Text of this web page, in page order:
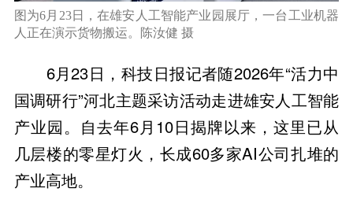
图为6月23日，在雄安人工智能产业园展厅，一台工业机器
人正在演示货物搬运。陈汝健 摄
6月23日，科技日报记者随2026年“活力中
国调研行”河北主题采访活动走进雄安人工智能
产业园。自去年6月10日揭牌以来，这里已从
几层楼的零星灯火，长成60多家AI公司扎堆的
产业高地。